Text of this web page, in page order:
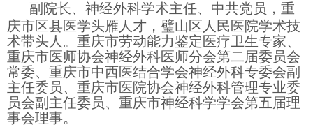
副院长、神经外科学术主任、 中共党员，重
庆市区县医学头雁人才，璧山区人民医院学术技
术带头人。重庆市劳动能力鉴定医疗卫生专家、
重庆市医师协会神经外科医师分会第二届委员会
常委、重庆市中西医结合学会神经外科专委会副
主任委员、重庆市医院协会神经外科管理专业委
员会副主任委员、重庆市神经科学学会第五届理
事会理事。